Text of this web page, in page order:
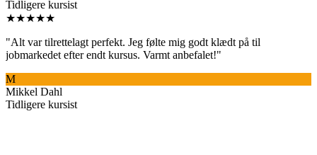
Tidligere kursist
★★★★★
"Alt var tilrettelagt perfekt. Jeg følte mig godt klædt på til
jobmarkedet efter endt kursus. Varmt anbefalet!"
M
Mikkel Dahl
Tidligere kursist